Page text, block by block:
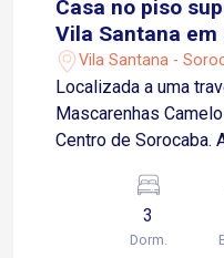
Casa no piso
Vila Santana em
Vila Santana -
Localizada a uma
Mascarenhas
Centro de Sorocaba.
supermercados,
diversos comércios
mais comodidade para o
3
Dorm.